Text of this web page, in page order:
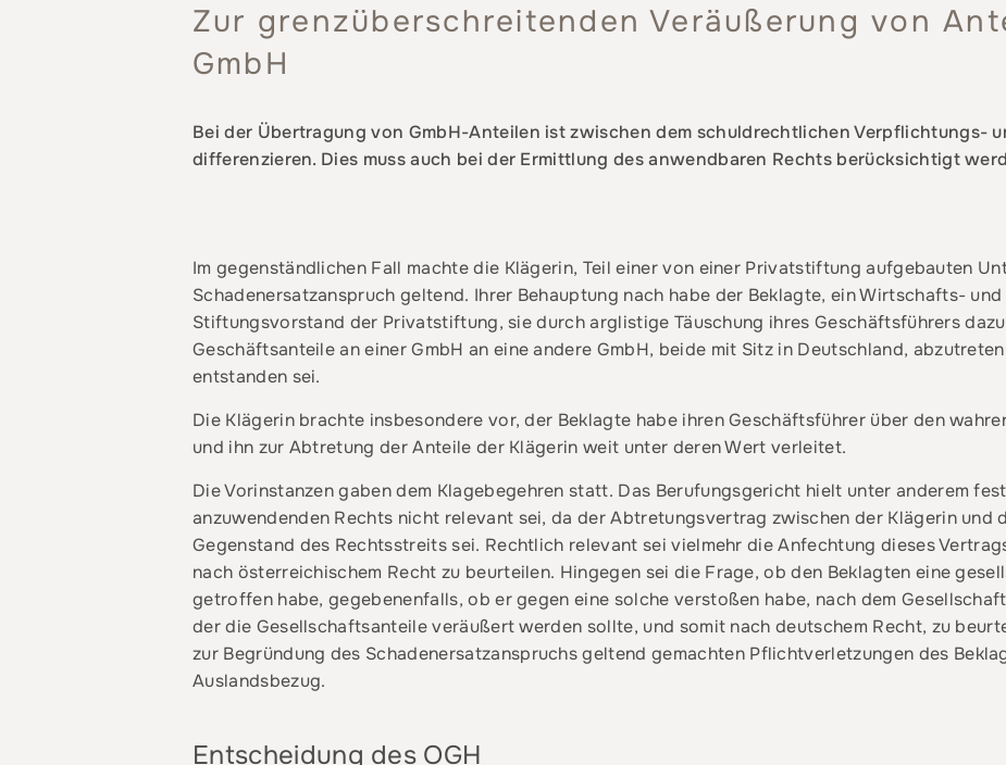
Zur grenzüberschreitenden Veräußerung von
GmbH
Bei der Übertragung von GmbH-Anteilen ist zwischen dem schuldrechtlichen Verpflichtungs-
differenzieren. Dies muss auch bei der Ermittlung des anwendbaren Rechts berücksichtigt
Im gegenständlichen Fall machte die Klägerin, Teil einer von einer Privatstiftung aufgebauten
Schadenersatzanspruch geltend. Ihrer Behauptung nach habe der Beklagte, ein Wirtschafts-
Stiftungsvorstand der Privatstiftung, sie durch arglistige Täuschung ihres Geschäftsführers
Geschäftsanteile an einer GmbH an eine andere GmbH, beide mit Sitz in Deutschland,
entstanden sei.
Die Klägerin brachte insbesondere vor, der Beklagte habe ihren Geschäftsführer über den
und ihn zur Abtretung der Anteile der Klägerin weit unter deren Wert verleitet.
Die Vorinstanzen gaben dem Klagebegehren statt. Das Berufungsgericht hielt unter anderem
anzuwendenden Rechts nicht relevant sei, da der Abtretungsvertrag zwischen der Klägerin und
Gegenstand des Rechtsstreits sei. Rechtlich relevant sei vielmehr die Anfechtung dieses
nach österreichischem Recht zu beurteilen. Hingegen sei die Frage, ob den Beklagten eine
getroffen habe, gegebenenfalls, ob er gegen eine solche verstoßen habe, nach dem
der die Gesellschaftsanteile veräußert werden sollte, und somit nach deutschem Recht, zu
zur Begründung des Schadenersatzanspruchs geltend gemachten Pflichtverletzungen des
Auslandsbezug.
Entscheidung des OGH